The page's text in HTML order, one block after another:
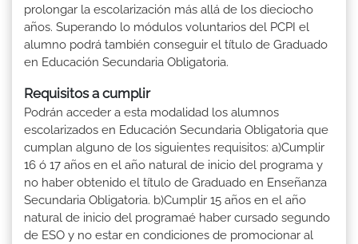
prolongar la escolarización más allá de los dieciocho
años. Superando lo módulos voluntarios del PCPI el
alumno podrá también conseguir el título de Graduado
en Educación Secundaria Obligatoria.
Requisitos a cumplir
Podrán acceder a esta modalidad los alumnos
escolarizados en Educación Secundaria Obligatoria que
cumplan alguno de los siguientes requisitos: a)Cumplir
16 ó 17 años en el año natural de inicio del programa y
no haber obtenido el título de Graduado en Enseñanza
Secundaria Obligatoria. b)Cumplir 15 años en el año
natural de inicio del programaé haber cursado segundo
de ESO y no estar en condiciones de promocionar al